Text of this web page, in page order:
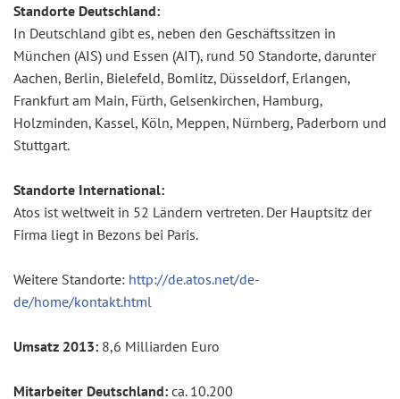
Standorte Deutschland:
In Deutschland gibt es, neben den Geschäftssitzen in
München (AIS) und Essen (AIT), rund 50 Standorte, darunter
Aachen, Berlin, Bielefeld, Bomlitz, Düsseldorf, Erlangen,
Frankfurt am Main, Fürth, Gelsenkirchen, Hamburg,
Holzminden, Kassel, Köln, Meppen, Nürnberg, Paderborn und
Stuttgart.
Standorte International:
Atos ist weltweit in 52 Ländern vertreten. Der Hauptsitz der
Firma liegt in Bezons bei Paris.
Weitere Standorte: http://de.atos.net/de-
de/home/kontakt.html
Umsatz 2013: 8,6 Milliarden Euro
Mitarbeiter Deutschland: ca. 10.200